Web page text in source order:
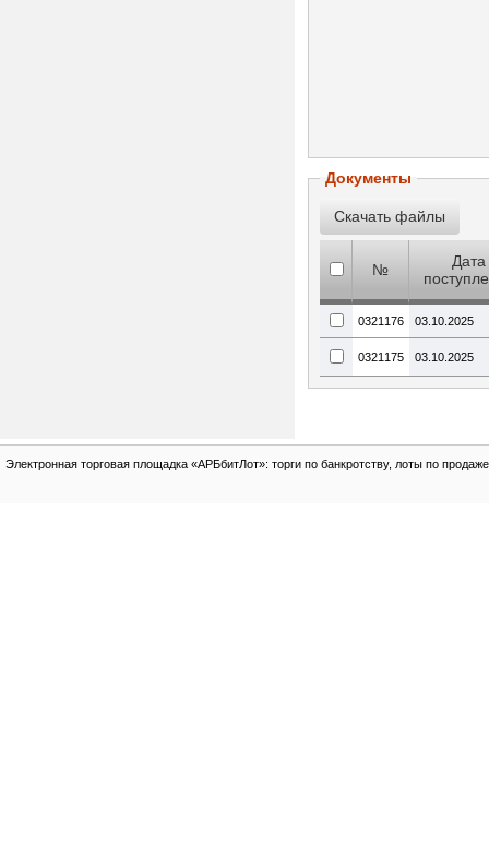
Документы
№
Дата
0321176 03.10.2025
0321175 03.10.2025
Электронная торговая площадка «АРБбитЛот»: торги по банкротству, лоты по